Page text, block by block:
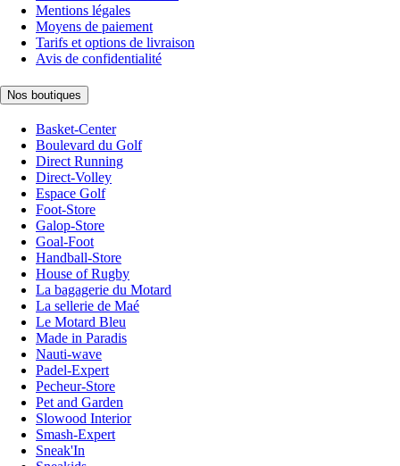
Mentions légales
Moyens de paiement
Tarifs et options de livraison
Avis de confidentialité
Nos boutiques
Basket-Center
Boulevard du Golf
Direct Running
Direct-Volley
Espace Golf
Foot-Store
Galop-Store
Goal-Foot
Handball-Store
House of Rugby
La bagagerie du Motard
La sellerie de Maé
Le Motard Bleu
Made in Paradis
Nauti-wave
Padel-Expert
Pecheur-Store
Pet and Garden
Slowood Interior
Smash-Expert
Sneak'In